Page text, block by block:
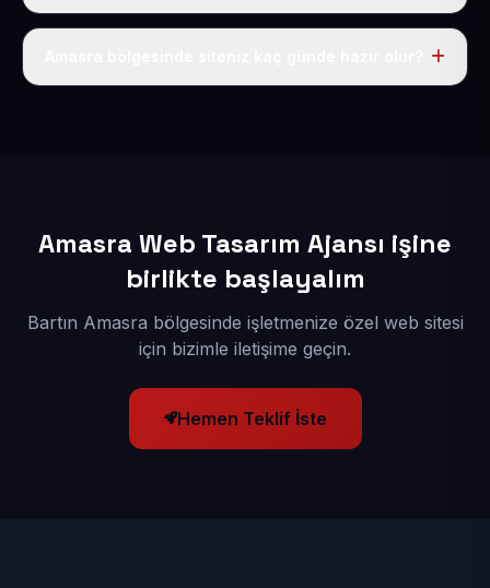
Tek fiyat uygulanır: yıllık 50 USD + KDV. Bu bedele alan
Amasra Web Tasarım Ajansı işine
birlikte başlayalım
Bartın Amasra bölgesinde işletmenize özel web sitesi
için bizimle iletişime geçin.
Hemen Teklif İste